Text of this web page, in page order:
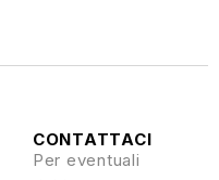
CONTATTACI
Per eventuali